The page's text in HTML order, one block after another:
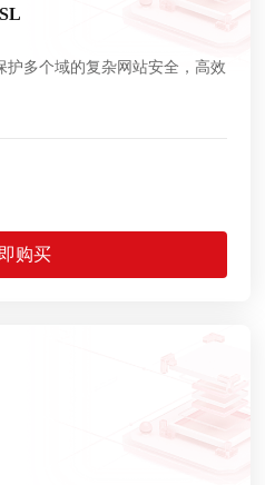
护多个域的复杂网站安全，高效
购买